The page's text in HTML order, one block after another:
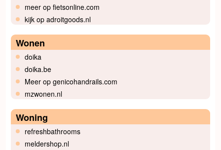
meer op fietsonline.com
kijk op adroitgoods.nl
Wonen
doika
doika.be
Meer op genicohandrails.com
mzwonen.nl
Woning
refreshbathrooms
meldershop.nl